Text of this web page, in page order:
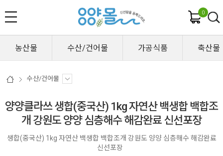
0
농산물 수산/건어물 가공식품 축산물
수산/건어물
양양클라쓰 생합(중국산) 1kg 자연산 백생합 백합조
개 강원도 양양 심층해수 해감완료 신선포장
생합(중국산) 1kg 자연산 백생합 백합조개 강원도 양양 심층해수 해감완료
신선포장